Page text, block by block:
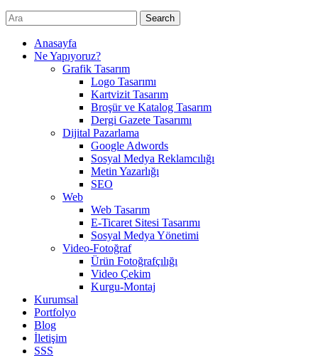
Search
Anasayfa
Ne Yapıyoruz?
Grafik Tasarım
Logo Tasarımı
Kartvizit Tasarım
Broşür ve Katalog Tasarım
Dergi Gazete Tasarımı
Dijital Pazarlama
Google Adwords
Sosyal Medya Reklamcılığı
Metin Yazarlığı
SEO
Web
Web Tasarım
E-Ticaret Sitesi Tasarımı
Sosyal Medya Yönetimi
Video-Fotoğraf
Ürün Fotoğrafçılığı
Video Çekim
Kurgu-Montaj
Kurumsal
Portfolyo
Blog
İletişim
SSS